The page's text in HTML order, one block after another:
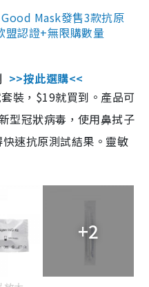
Mask發售3款抗原
盟認證+無限購數量
>>按此選購<<
裝，$19就買到。產品可
型冠狀病毒，使用鼻拭子
速抗原測試結果。靈敏
+2